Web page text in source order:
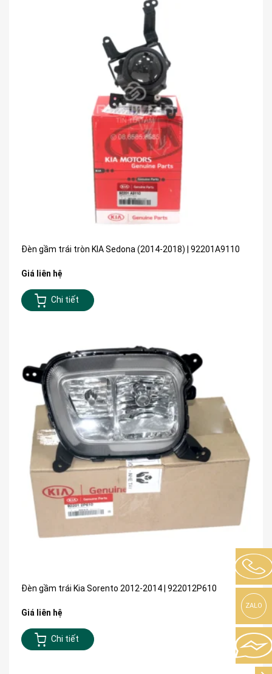
Đèn gầm trái tròn KIA Sedona (2014-2018) | 92201A9110
Giá liên hệ
Chi tiết
Đèn gầm trái Kia Sorento 2012-2014 | 922012P610
Giá liên hệ
Chi tiết
ZALO